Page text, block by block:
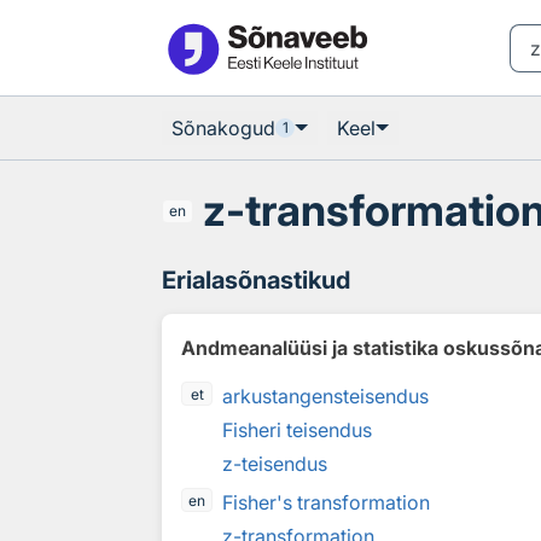
Sõnakogud 1 Keel
en z-
Erialasõnastikud
Andmeanalüüsi ja statistika
et
arkustangensteisendus
Fisheri teisendus
z-teisendus
en
Fisher's transformation
z-transformation